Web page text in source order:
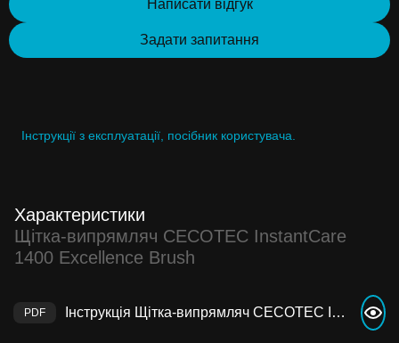
Написати відгук
Задати запитання
Інструкції з експлуатації, посібник користувача.
Характеристики
Щітка-випрямляч CECOTEC InstantCare
1400 Excellence Brush
Інструкція Щітка-випрямляч CECOTEC InstantCare 1400 Excellence Brush